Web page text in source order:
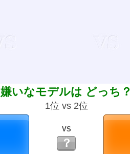
嫌いなモデルは どっち？
1位 vs 2位
VS
？